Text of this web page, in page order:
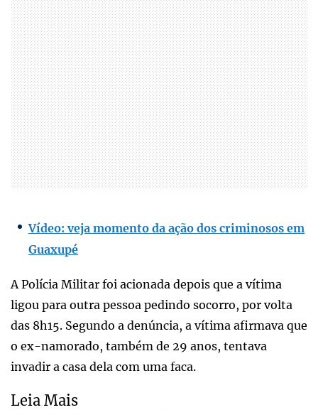
Vídeo: veja momento da ação dos criminosos em
Guaxupé
A Polícia Militar foi acionada depois que a vítima
ligou para outra pessoa pedindo socorro, por volta
das 8h15. Segundo a denúncia, a vítima afirmava que
o ex-namorado, também de 29 anos, tentava
invadir a casa dela com uma faca.
Leia Mais